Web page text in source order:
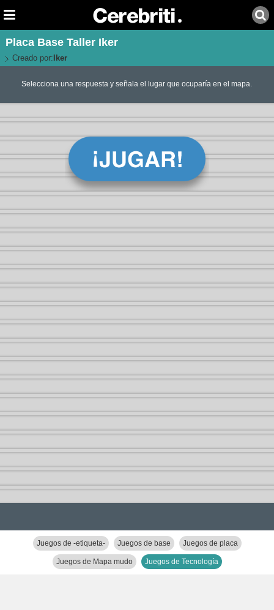
Placa Base Taller Iker
Creado por: Iker
Selecciona una respuesta y señala el lugar que ocuparía en el mapa.
Juegos de -etiqueta- Juegos de base Juegos de placa
Juegos de Mapa mudo Juegos de Tecnología